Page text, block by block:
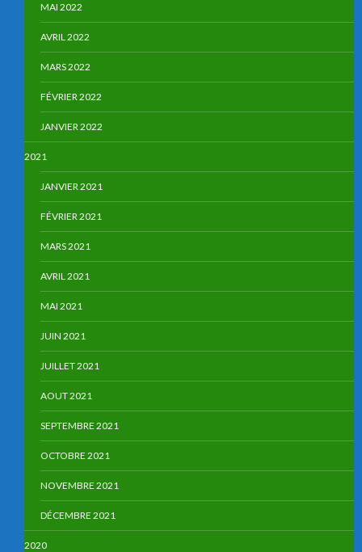
MAI 2022
AVRIL 2022
MARS 2022
FÉVRIER 2022
JANVIER 2022
2021
JANVIER 2021
FÉVRIER 2021
MARS 2021
AVRIL 2021
MAI 2021
JUIN 2021
JUILLET 2021
AOUT 2021
SEPTEMBRE 2021
OCTOBRE 2021
NOVEMBRE 2021
DÉCEMBRE 2021
2020